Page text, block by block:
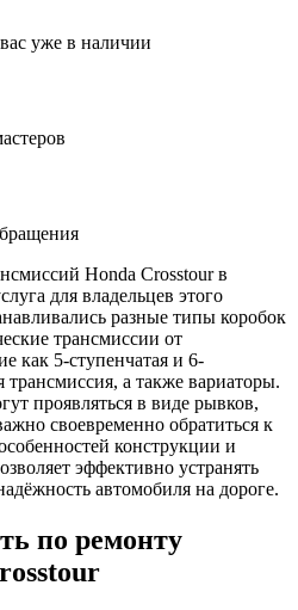
уже в наличии
Honda Crosstour в
для владельцев этого
разные типы коробок
трансмиссии от
как 5-ступенчатая и 6-
трансмиссия, а также вариаторы.
проявляться в виде рывков,
своевременно обратиться к
конструкции и
эффективно устранять
автомобиля на дороге.
по ремонту